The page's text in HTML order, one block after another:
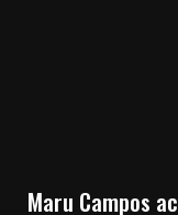
Maru Campos